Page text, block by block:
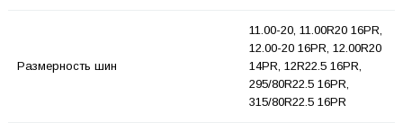
Размерность шин
11.00-20, 11.00R20 16PR,
12.00-20 16PR, 12.00R20
14PR, 12R22.5 16PR,
295/80R22.5 16PR,
315/80R22.5 16PR